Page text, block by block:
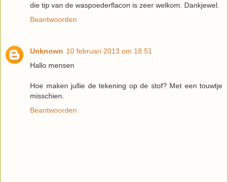
die tip van de waspoederflacon is zeer welkom. Dankjewel.
Beantwoorden
Unknown 10 februari 2013 om 18:51
Hallo mensen
Hoe maken jullie de tekening op de stof? Met een touwtje
misschien.
Beantwoorden